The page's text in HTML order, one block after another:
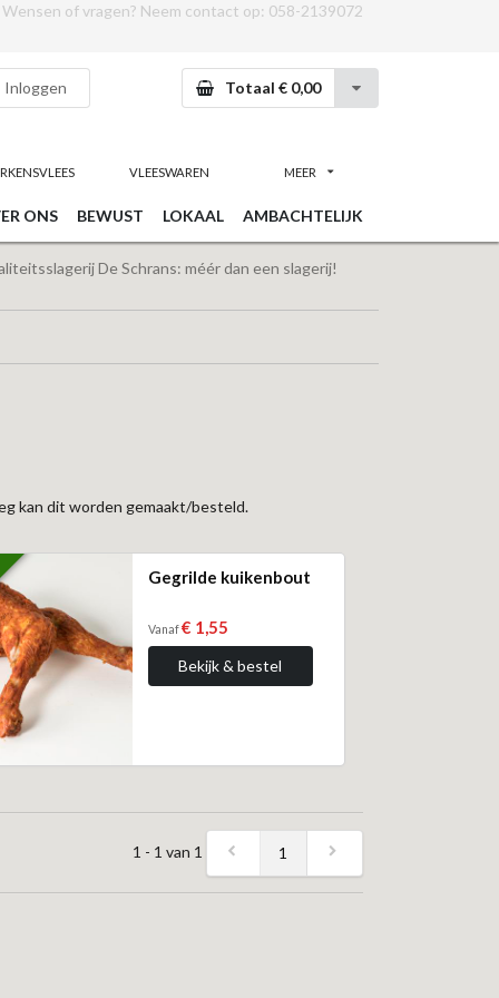
Wensen of vragen? Neem contact op: 058-2139072
Inloggen Totaal € 0,00
VLEESWAREN MEER
ONS BEWUST LOKAAL AMBACHTELIJK
De Schrans: méér dan een slagerij!
kan dit worden gemaakt/besteld.
Gegrilde kuikenbout
Vanaf€ 1,55
Bekijk & bestel
1 - 1 van 1 1